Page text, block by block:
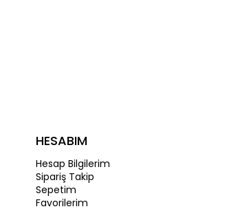
HESABIM
Hesap Bilgilerim
Sipariş Takip
Sepetim
Favorilerim